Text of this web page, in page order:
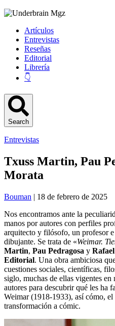
Artículos
Entrevistas
Reseñas
Editorial
Librería
👇
Search
Entrevistas
Txuss Martin, Pau
Morata
Bouman | 18 de febrero de 2025
Nos encontramos ante la
manos por autores con perfiles
arquitecto y filósofo, un profesor
dibujante. Se trata de «Weimar.
Martin, Pau Pedragosa y
Editorial. Una obra ambiciosa
cuestiones sociales, científicas,
siglo, muchas de ellas vigentes en
autores para descubrir qué les ha
Weimar (1918-1933), así cómo, el
transformación a cómic.